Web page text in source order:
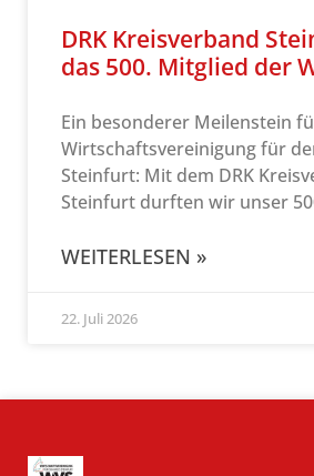
DRK Kreisverband
das 500. Mitglied der
Ein besonderer Meilenstein
Wirtschaftsvereinigung für
Steinfurt: Mit dem DRK
Steinfurt durften wir unser
WEITERLESEN »
22. Juli 2026